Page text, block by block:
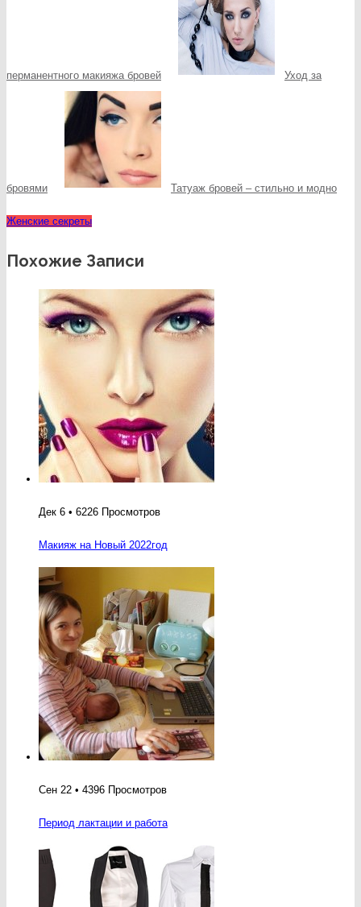
перманентного макияжа бровей Уход за
бровями Татуаж бровей – стильно и модно
Женские секреты
Похожие Записи
Дек 6 • 6226 Просмотров
Макияж на Новый 2022год
Сен 22 • 4396 Просмотров
Период лактации и работа